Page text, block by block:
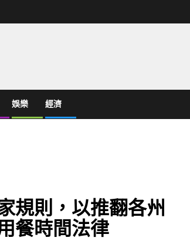
娛樂 經濟
規則，以推翻各州
餐時間法律